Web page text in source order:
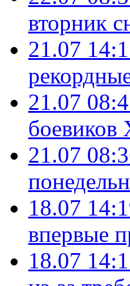
вторник
21.07
21.07
21.07
18.07
впервые
18.07